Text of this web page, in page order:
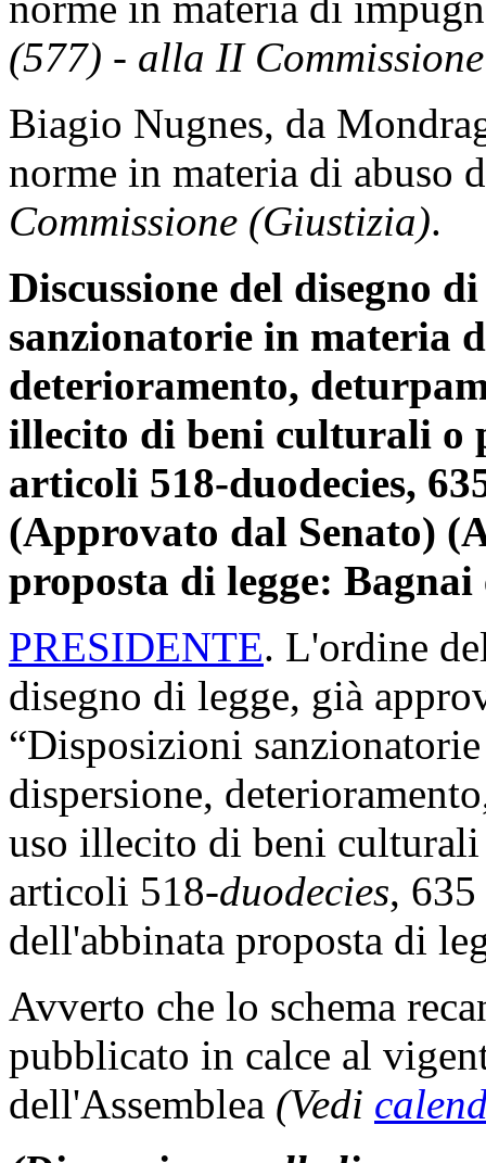
(577) - alla II
Biagio Nugnes, da
norme in materia di abuso
Commissione (Giustizia).
Discussione del disegno
sanzionatorie in materia
deterioramento,
illecito di beni culturali o
articoli 518-duodecies,
(Approvato dal Senato)
proposta di legge:
PRESIDENTE. L'ordine
disegno di legge, già
“Disposizioni
dispersione,
uso illecito di beni
articoli 518-duodecies, 635
dell'abbinata proposta di
Avverto che lo schema
pubblicato in calce al
dell'Assemblea (Vedi